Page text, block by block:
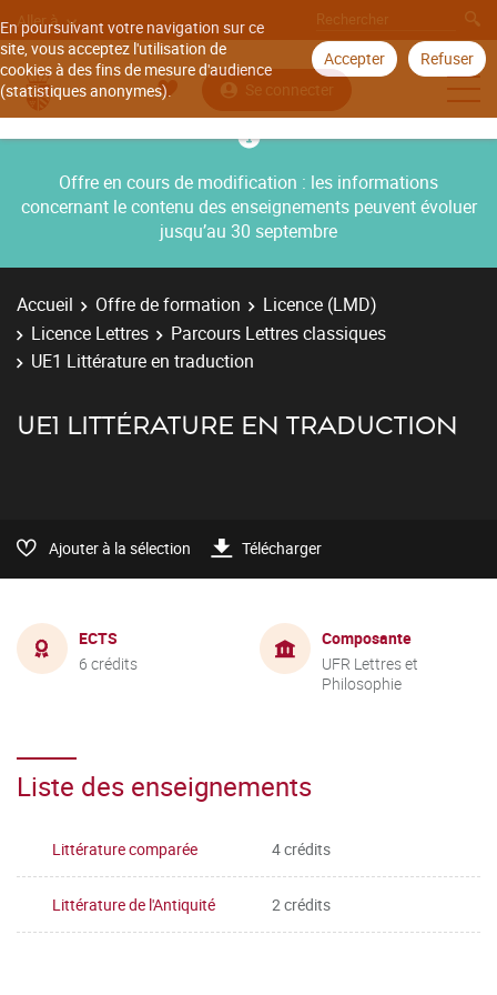
En poursuivant votre navigation sur ce
site, vous acceptez l'utilisation de
cookies à des fins de mesure d'audience
(statistiques anonymes).
Accepter Refuser
Aller à
Se connecter
Offre en cours de modification : les informations
concernant le contenu des enseignements peuvent évoluer
jusqu’au 30 septembre
Accueil Offre de formation
Licence (LMD)
Licence Lettres
Parcours Lettres classiques
UE1 Littérature en traduction
UE1 LITTÉRATURE EN TRADUCTION
Ajouter à la sélection Télécharger
ECTS
6 crédits
Composante
UFR Lettres et
Philosophie
Liste des enseignements
Littérature comparée 4 crédits
Littérature de l'Antiquité 2 crédits